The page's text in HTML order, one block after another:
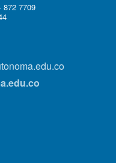
872 7709